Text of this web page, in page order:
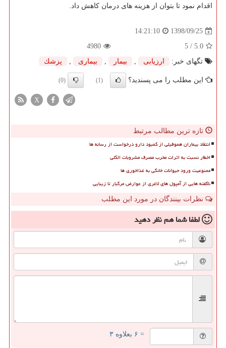
اقدام نمود تا بتوان از هزینه های درمان كاهش داد.
1398/09/25
14:21:10
5.0
/ 5
4980
تگهای خبر:
ارزیابی , بیمار , بیماری , پزشك
این مطلب را می پسندید؟ (1)
(0)
X
تازه ترین مطالب مرتبط
انتقاد بیماران هموفیلی از کمبود دارو درخواست از رسانه ها
اخطار نسبت به اثرات مخرب مصرف مشروبات الکلی
ممنوعیت ورود حیوانات خانگی به غذاخوری ها
ناگفته هایی از آمپول های لاغری از عوارض مرگبار تا زیبایی
نظرات بینندگان در مورد این مطلب
لطفا شما همنظر دهید
= ۶ بعلاوه ۳